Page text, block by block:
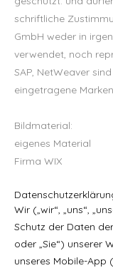
schriftliche
GmbH weder in
verwendet, noch
SAP, NetWeaver
eingetragene
Bildmaterial:
eigenes Material
Firma WIX
Wir („wir“, „uns“,
Schutz der Daten
oder „Sie“) unserer
unseres Mobile-App